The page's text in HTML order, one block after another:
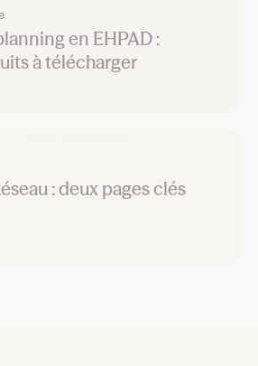
en EHPAD :
à télécharger
: deux pages clés